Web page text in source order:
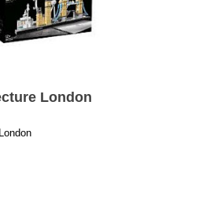
London